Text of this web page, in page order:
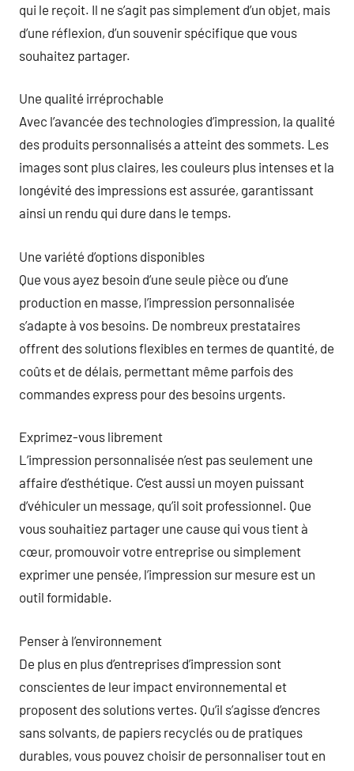
qui le reçoit. Il ne s’agit pas simplement d’un objet, mais
d’une réflexion, d’un souvenir spécifique que vous
souhaitez partager.
Une qualité irréprochable
Avec l’avancée des technologies d’impression, la qualité
des produits personnalisés a atteint des sommets. Les
images sont plus claires, les couleurs plus intenses et la
longévité des impressions est assurée, garantissant
ainsi un rendu qui dure dans le temps.
Une variété d’options disponibles
Que vous ayez besoin d’une seule pièce ou d’une
production en masse, l’impression personnalisée
s’adapte à vos besoins. De nombreux prestataires
offrent des solutions flexibles en termes de quantité, de
coûts et de délais, permettant même parfois des
commandes express pour des besoins urgents.
Exprimez-vous librement
L’impression personnalisée n’est pas seulement une
affaire d’esthétique. C’est aussi un moyen puissant
d’véhiculer un message, qu’il soit professionnel. Que
vous souhaitiez partager une cause qui vous tient à
cœur, promouvoir votre entreprise ou simplement
exprimer une pensée, l’impression sur mesure est un
outil formidable.
Penser à l’environnement
De plus en plus d’entreprises d’impression sont
conscientes de leur impact environnemental et
proposent des solutions vertes. Qu’il s’agisse d’encres
sans solvants, de papiers recyclés ou de pratiques
durables, vous pouvez choisir de personnaliser tout en